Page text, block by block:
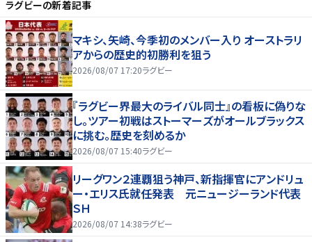
ラグビーの新着記事
マキシ、矢崎、今季初のメンバー入り オーストラリ
アからの歴史的初勝利を狙う
2026/08/07 17:20ラグビー
『ラグビー界最大のライバル同士』の看板に偽りな
し。ツアー初戦はストーマーズがオールブラックス
に挑む。歴史を刻めるか
2026/08/07 15:40ラグビー
リーグワン２連覇狙う神戸、新指揮官にアンドリュ
ー・エリス氏就任発表 元ニュージーランド代表
ＳＨ
2026/08/07 14:38ラグビー